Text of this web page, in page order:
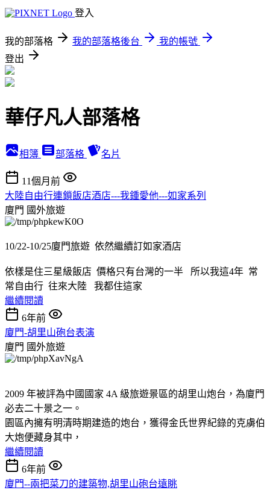
登入
我的部落格 我的部落格後台
我的帳號
登出
華仔凡人部落格
相簿 部落格 名片
11個月前
大陸自由行連鎖飯店酒店---我鍾愛他---如家系列
廈門 國外旅遊
10/22-10/25廈門旅遊 依然繼續訂如家酒店
依樣是住三星級飯店 價格只有台灣的一半 所以我這4年 常
常自由行 往來大陸 我都住這家
繼續閱讀
6年前
廈門-胡里山砲台表演
廈門 國外旅遊
2009 年被評為中國國家 4A 級旅遊景區的胡里山炮台，為廈門
必去二十景之一。
園區內擁有明清時期建造的炮台，獲得金氏世界紀錄的克虜伯
大炮便藏身其中，
繼續閱讀
6年前
廈門--兩把菜刀的建築物,胡里山砲台遠眺